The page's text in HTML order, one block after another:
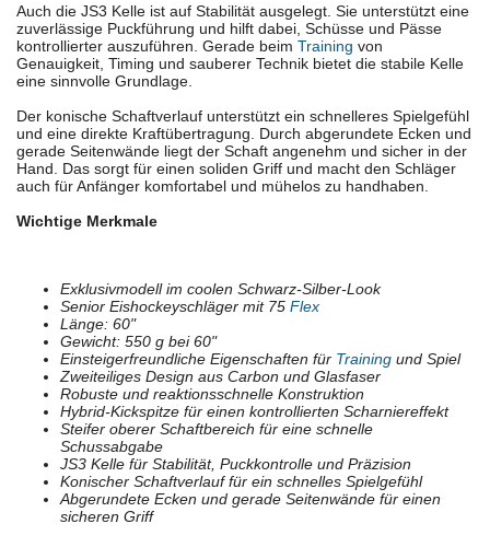
Auch die JS3 Kelle ist auf Stabilität ausgelegt. Sie unterstützt eine
zuverlässige Puckführung und hilft dabei, Schüsse und Pässe
kontrollierter auszuführen. Gerade beim Training von
Genauigkeit, Timing und sauberer Technik bietet die stabile Kelle
eine sinnvolle Grundlage.
Der konische Schaftverlauf unterstützt ein schnelleres Spielgefühl
und eine direkte Kraftübertragung. Durch abgerundete Ecken und
gerade Seitenwände liegt der Schaft angenehm und sicher in der
Hand. Das sorgt für einen soliden Griff und macht den Schläger
auch für Anfänger komfortabel und mühelos zu handhaben.
Wichtige Merkmale
Exklusivmodell im coolen Schwarz-Silber-Look
Senior Eishockeyschläger mit 75 Flex
Länge: 60"
Gewicht: 550 g bei 60"
Einsteigerfreundliche Eigenschaften für Training und Spiel
Zweiteiliges Design aus Carbon und Glasfaser
Robuste und reaktionsschnelle Konstruktion
Hybrid-Kickspitze für einen kontrollierten Scharniereffekt
Steifer oberer Schaftbereich für eine schnelle
Schussabgabe
JS3 Kelle für Stabilität, Puckkontrolle und Präzision
Konischer Schaftverlauf für ein schnelles Spielgefühl
Abgerundete Ecken und gerade Seitenwände für einen
sicheren Griff